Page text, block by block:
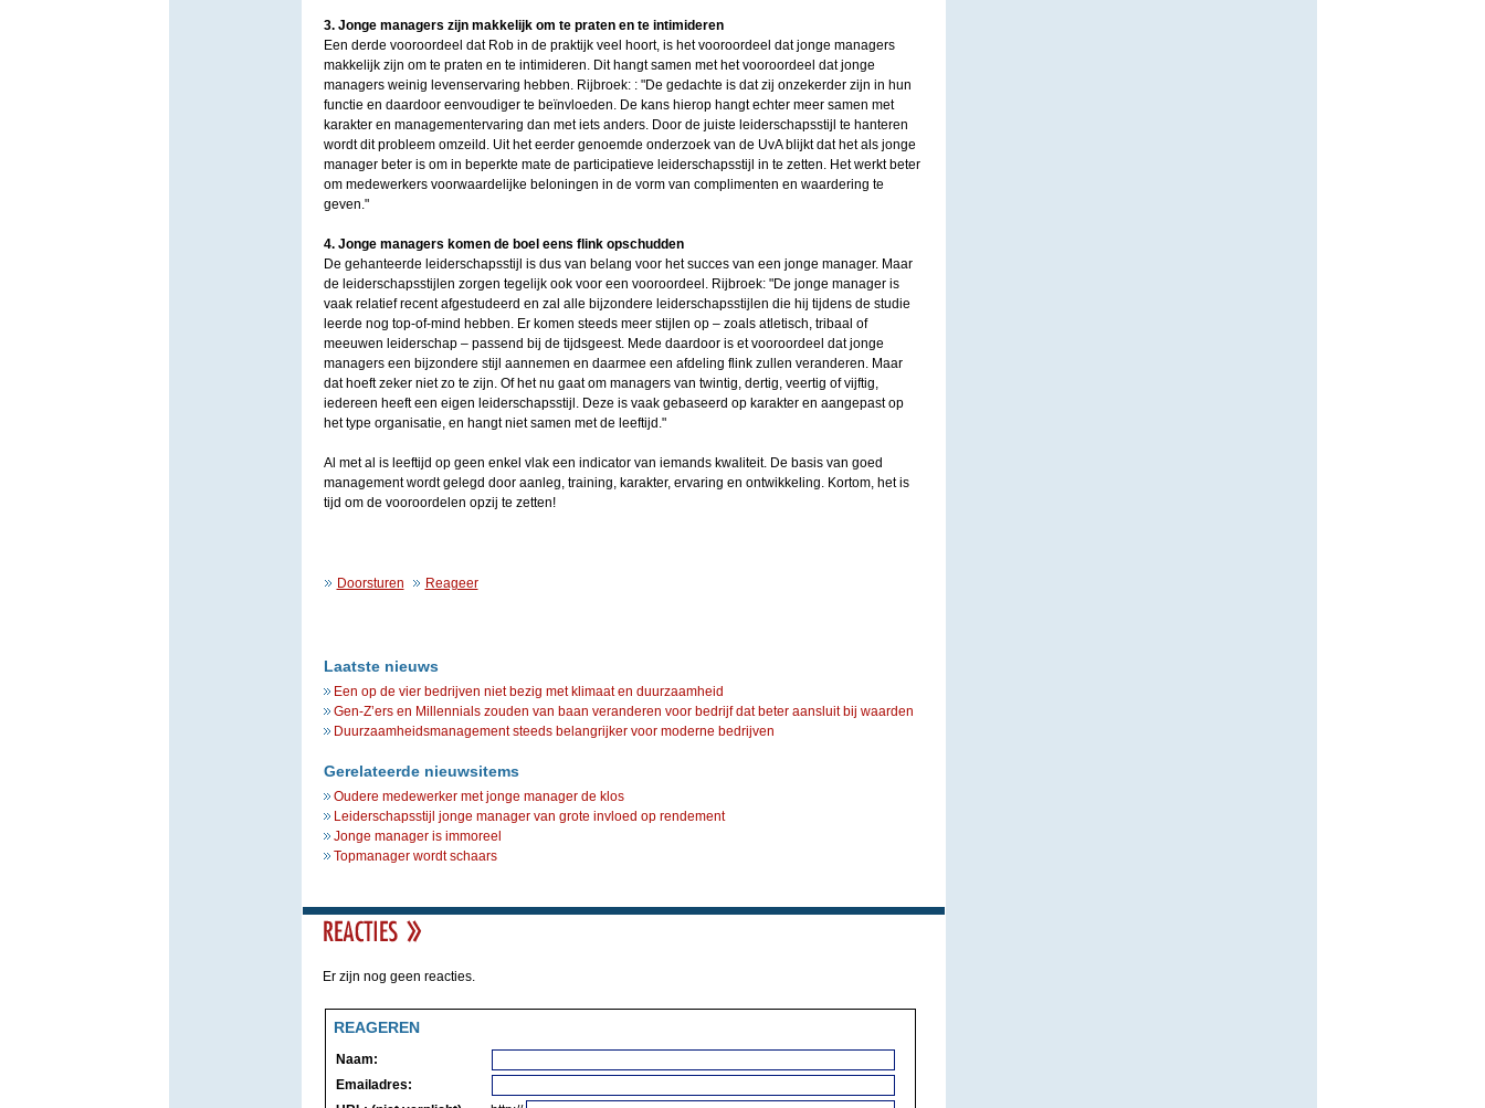
3. Jonge managers zijn makkelijk om te praten en te intimideren
Een derde vooroordeel dat Rob in de praktijk veel hoort, is het vooroordeel dat jonge managers
makkelijk zijn om te praten en te intimideren. Dit hangt samen met het vooroordeel dat jonge
managers weinig levenservaring hebben. Rijbroek: : "De gedachte is dat zij onzekerder zijn in hun
functie en daardoor eenvoudiger te beïnvloeden. De kans hierop hangt echter meer samen met
karakter en managementervaring dan met iets anders. Door de juiste leiderschapsstijl te hanteren
wordt dit probleem omzeild. Uit het eerder genoemde onderzoek van de UvA blijkt dat het als jonge
manager beter is om in beperkte mate de participatieve leiderschapsstijl in te zetten. Het werkt beter
om medewerkers voorwaardelijke beloningen in de vorm van complimenten en waardering te
geven."
4. Jonge managers komen de boel eens flink opschudden
De gehanteerde leiderschapsstijl is dus van belang voor het succes van een jonge manager. Maar
de leiderschapsstijlen zorgen tegelijk ook voor een vooroordeel. Rijbroek: "De jonge manager is
vaak relatief recent afgestudeerd en zal alle bijzondere leiderschapsstijlen die hij tijdens de studie
leerde nog top-of-mind hebben. Er komen steeds meer stijlen op – zoals atletisch, tribaal of
meeuwen leiderschap – passend bij de tijdsgeest. Mede daardoor is et vooroordeel dat jonge
managers een bijzondere stijl aannemen en daarmee een afdeling flink zullen veranderen. Maar
dat hoeft zeker niet zo te zijn. Of het nu gaat om managers van twintig, dertig, veertig of vijftig,
iedereen heeft een eigen leiderschapsstijl. Deze is vaak gebaseerd op karakter en aangepast op
het type organisatie, en hangt niet samen met de leeftijd."
Al met al is leeftijd op geen enkel vlak een indicator van iemands kwaliteit. De basis van goed
management wordt gelegd door aanleg, training, karakter, ervaring en ontwikkeling. Kortom, het is
tijd om de vooroordelen opzij te zetten!
Doorsturen Reageer
Laatste nieuws
Een op de vier bedrijven niet bezig met klimaat en duurzaamheid
Gen-Z’ers en Millennials zouden van baan veranderen voor bedrijf dat beter aansluit bij waarden
Duurzaamheidsmanagement steeds belangrijker voor moderne bedrijven
Gerelateerde nieuwsitems
Oudere medewerker met jonge manager de klos
Leiderschapsstijl jonge manager van grote invloed op rendement
Jonge manager is immoreel
Topmanager wordt schaars
Er zijn nog geen reacties.
REAGEREN
Naam:
Emailadres: